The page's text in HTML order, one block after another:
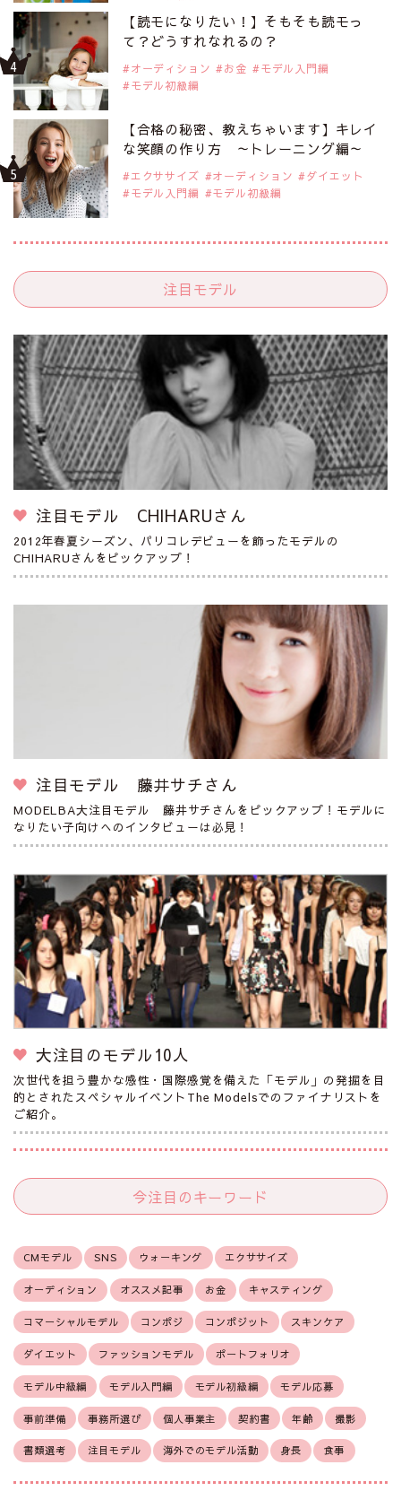
【読モになりたい！】そもそも読モっ
て？どうすれなれるの？
オーディション お金
モデル入門編
モデル初級編
【合格の秘密、教えちゃいます】キレイ
な笑顔の作り方 ～トレーニング編～
エクササイズ オーディション
ダイエット
モデル入門編
モデル初級編
注目モデル
注目モデル CHIHARUさん
2012年春夏シーズン、パリコレデビューを飾ったモデルの
CHIHARUさんをピックアップ！
注目モデル 藤井サチさん
MODELBA大注目モデル 藤井サチさんをピックアップ！モデルに
なりたい子向けへのインタビューは必見！
大注目のモデル10人
次世代を担う豊かな感性・国際感覚を備えた「モデル」の発掘を目
的とされたスペシャルイベントThe Modelsでのファイナリストを
ご紹介。
今注目のキーワード
CMモデル SNS ウォーキング エクササイズ
オーディション オススメ記事 お金 キャスティング
コマーシャルモデル コンポジ コンポジット スキンケア
ダイエット ファッションモデル ポートフォリオ
モデル中級編 モデル入門編 モデル初級編 モデル応募
事前準備 事務所選び 個人事業主 契約書 年齢 撮影
書類選考 注目モデル 海外でのモデル活動 身長 食事